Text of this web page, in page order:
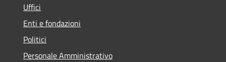
Uffici
Enti e fondazioni
Politici
Personale Amministrativo